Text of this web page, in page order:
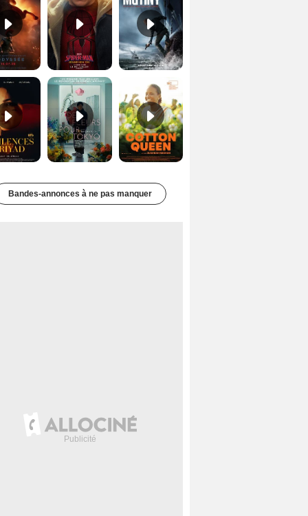
Les Silences de Riyad Bande-annonce VO STFR Cotton Queen Bande-annonce VO STFR
Bandes-annonces à ne pas manquer